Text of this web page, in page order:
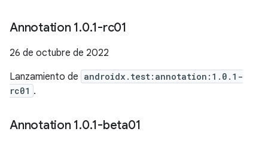
Annotation 1.0.1-rc01
26 de octubre de 2022
Lanzamiento de androidx.test:annotation:1.0.1-
rc01 .
Annotation 1.0.1-beta01